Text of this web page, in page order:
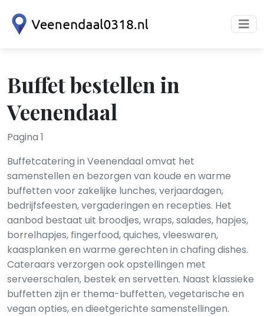
Buffet bestellen in
Veenendaal
Pagina 1
Buffetcatering in Veenendaal omvat het
samenstellen en bezorgen van koude en warme
buffetten voor zakelijke lunches, verjaardagen,
bedrijfsfeesten, vergaderingen en recepties. Het
aanbod bestaat uit broodjes, wraps, salades, hapjes,
borrelhapjes, fingerfood, quiches, vleeswaren,
kaasplanken en warme gerechten in chafing dishes.
Cateraars verzorgen ook opstellingen met
serveerschalen, bestek en servetten. Naast klassieke
buffetten zijn er thema-buffetten, vegetarische en
vegan opties, en dieetgerichte samenstellingen.